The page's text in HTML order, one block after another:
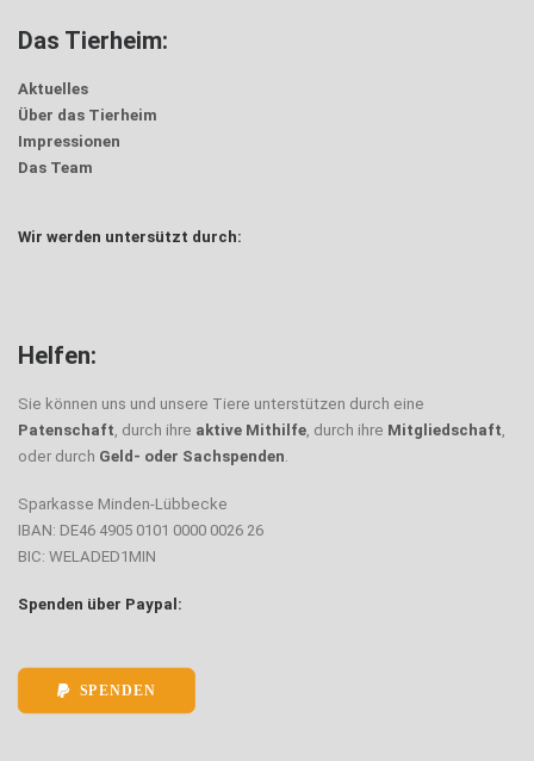
Das Tierheim:
Aktuelles
Über das Tierheim
Impressionen
Das Team
Wir werden untersützt durch:
Helfen:
Sie können uns und unsere Tiere unterstützen durch eine
Patenschaft, durch ihre aktive Mithilfe, durch ihre Mitgliedschaft,
oder durch Geld- oder Sachspenden.
Sparkasse Minden-Lübbecke
IBAN: DE46 4905 0101 0000 0026 26
BIC: WELADED1MIN
Spenden über Paypal:
SPENDEN